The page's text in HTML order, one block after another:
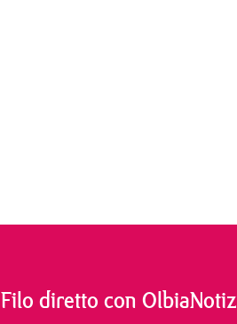
Filo diretto con